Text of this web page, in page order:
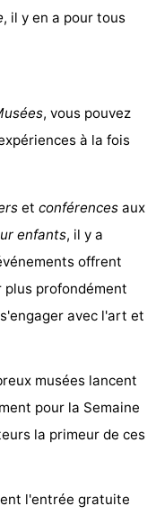
, il y en a pour tous
, vous pouvez
à la fois
et conférences aux
enfants, il y a
offrent
plus profondément
avec l'art et
musées lancent
pour la Semaine
la primeur de ces
l'entrée gratuite